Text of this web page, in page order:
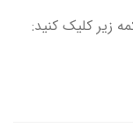
زیر کلیک کنید: